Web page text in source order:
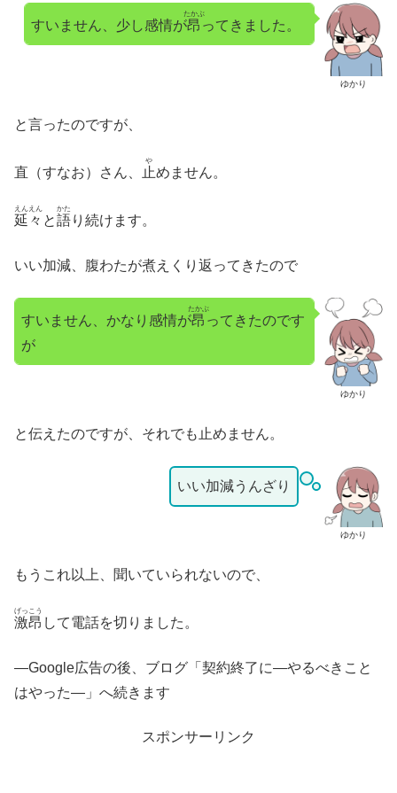
ゆかり
すいません、少し感情が昂
たかぶ
ってきました。
と言ったのですが、
直（すなお）さん、 止
や
めません。
延々
えんえん
と語
かた
り続けます。
いい加減、腹わたが煮えくり返ってきたので
ゆかり
すいません、かなり感情が昂
たかぶ
ってきたのです
が
と伝えたのですが、それでも止めません。
ゆかり
いい加減うんざり
もうこれ以上、聞いていられないので、
激昂
げっこう
して電話を切りました。
—Google広告の後、ブログ「契約終了に―やるべきこと
はやった―」へ続きます
スポンサーリンク